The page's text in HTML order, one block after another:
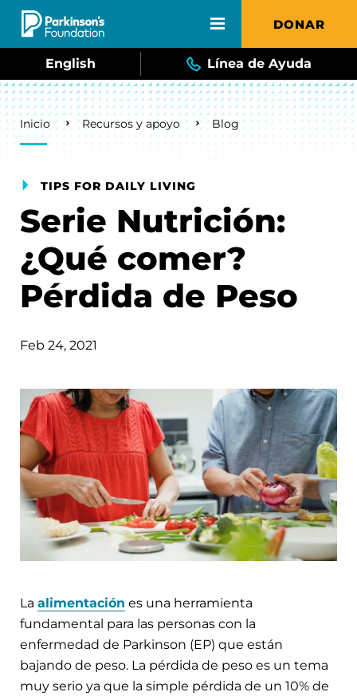
Skip to main content DONAR
English Línea de Ayuda
Breadcrumb
Inicio Recursos y apoyo Blog
TIPS FOR DAILY LIVING
Serie Nutrición:
¿Qué comer?
Pérdida de Peso
Feb 24, 2021
La alimentación es una herramienta
fundamental para las personas con la
enfermedad de Parkinson (EP) que están
bajando de peso. La pérdida de peso es un tema
muy serio ya que la simple pérdida de un 10% de